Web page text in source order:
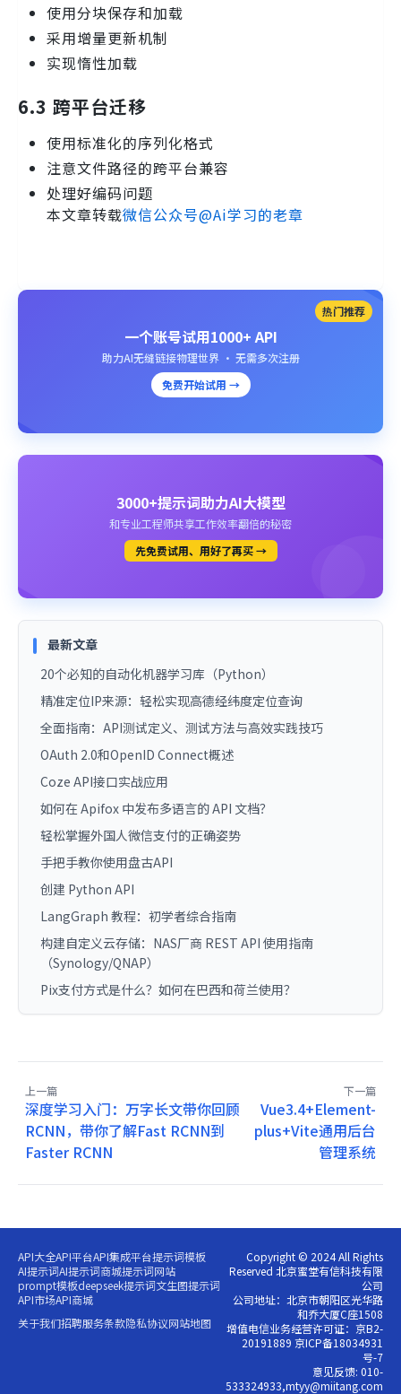
使用分块保存和加载
采用增量更新机制
实现惰性加载
6.3 跨平台迁移
使用标准化的序列化格式
注意文件路径的跨平台兼容
处理好编码问题
本文章转载微信公众号@Ai学习的老章
热门推荐
一个账号试用1000+ API
助力AI无缝链接物理世界 · 无需多次注册
免费开始试用 →
3000+提示词助力AI大模型
和专业工程师共享工作效率翻倍的秘密
先免费试用、用好了再买 →
最新文章
20个必知的自动化机器学习库（Python）
精准定位IP来源：轻松实现高德经纬度定位查询
全面指南：API测试定义、测试方法与高效实践技巧
OAuth 2.0和OpenID Connect概述
Coze API接口实战应用
如何在 Apifox 中发布多语言的 API 文档？
轻松掌握外国人微信支付的正确姿势
手把手教你使用盘古API
创建 Python API
LangGraph 教程：初学者综合指南
构建自定义云存储：NAS厂商 REST API 使用指南
（Synology/QNAP）
Pix支付方式是什么？如何在巴西和荷兰使用？
上一篇
深度学习入门：万字长文带你回顾
RCNN，带你了解Fast RCNN到
Faster RCNN
下一篇
Vue3.4+Element-
plus+Vite通用后台
管理系统
API大全API平台API集成平台提示词模板
AI提示词AI提示词商城提示词网站
prompt模板deepseek提示词文生图提示词
API市场API商城
关于我们招聘服务条款隐私协议网站地图
Copyright © 2024 All Rights
Reserved 北京蜜堂有信科技有限
公司
公司地址：北京市朝阳区光华路
和乔大厦C座1508
增值电信业务经营许可证：京B2-
20191889 京ICP备18034931
号-7
意见反馈: 010-
533324933,mtyy@miitang.com